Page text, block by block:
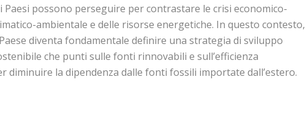
Paesi possono perseguire per contrastare le crisi economico-
ambientale e delle risorse energetiche. In questo contesto,
diventa fondamentale definire una strategia di sviluppo
che punti sulle fonti rinnovabili e sull’efficienza
diminuire la dipendenza dalle fonti fossili importate dall’estero.